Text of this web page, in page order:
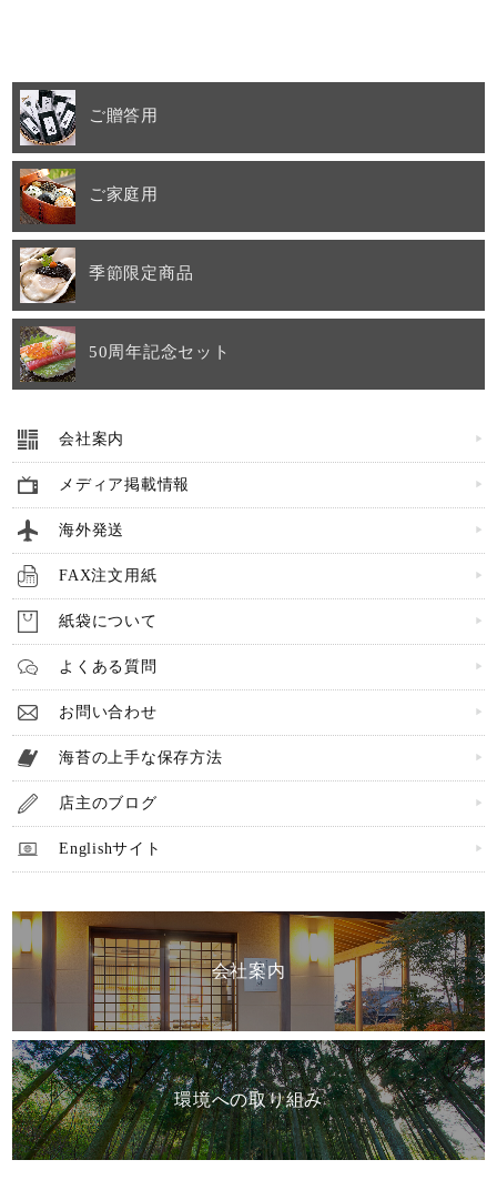
ご贈答用
ご家庭用
季節限定商品
50周年記念セット
会社案内
メディア掲載情報
海外発送
FAX注文用紙
紙袋について
よくある質問
お問い合わせ
海苔の上手な保存方法
店主のブログ
Englishサイト
会社案内
環境への取り組み